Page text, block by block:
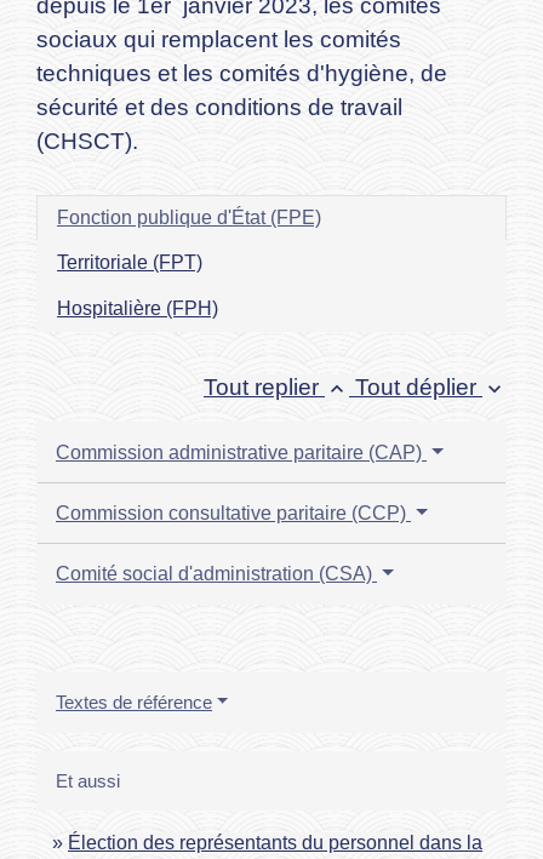
depuis le 1er janvier 2023, les comités
sociaux qui remplacent les comités
techniques et les comités d'hygiène, de
sécurité et des conditions de travail
(CHSCT).
Fonction publique d'État (FPE)
Territoriale (FPT)
Hospitalière (FPH)
Tout replier keyboard_arrow_up Tout déplier keyboard_arrow_down
Commission administrative paritaire (CAP)
Commission consultative paritaire (CCP)
Comité social d'administration (CSA)
Textes de référence
Et aussi
Élection des représentants du personnel dans la